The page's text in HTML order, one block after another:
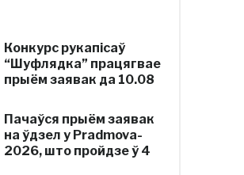
Конкурс рукапісаў
“Шуфлядка” працягвае
прыём заявак да 10.08
Пачаўся прыём заявак
на ўдзел у Pradmova-
2026, што пройдзе ў 4